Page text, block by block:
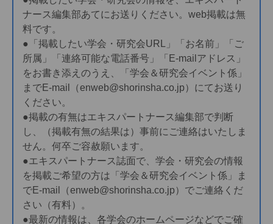
ナース編集部あてにお送りください。web掲載は無
料です。
●「掲載したい学会・研究会URL」「お名前」「ご
所属」「連絡可能な電話番号」「E-mailアドレス」
をお書き添えのうえ、「学会＆研究会イベント係」
までE-mail（enweb@shorinsha.co.jp）にてお送り
ください。
●掲載の有無はエキスパートナース編集部で判断
し、（掲載有無の結果は）事前にご連絡はいたしま
せん。何卒ご容赦願います。
●エキスパートナース誌面で、学会・研究会の情報
を掲載ご希望の方は「学会＆研究会イベント係」ま
でE-mail（enweb@shorinsha.co.jp）でご連絡くだ
さい（有料）。
●最新の情報は、各学会のホームページなどでご確